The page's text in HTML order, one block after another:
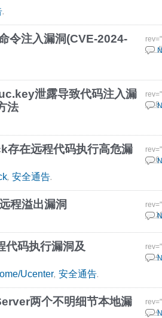
.
令注入漏洞(CVE-2024-
1 8
泄露导致代码注入漏
法
23 8
存在远程代码执行高危漏
14 6
, 安全通告.
程溢出漏洞
11
码执行漏洞及
28 4
Ucenter, 安全通告.
两个不明细节本地漏
12 4